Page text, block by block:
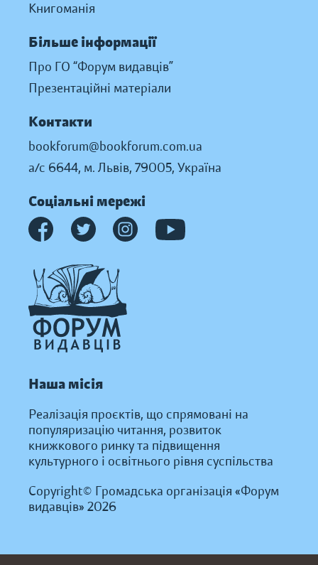
Книгоманія
Більше інформації
Про ГО “Форум видавців”
Презентаційні матеріали
Контакти
bookforum@bookforum.com.ua
а/с 6644, м. Львів, 79005, Україна
Соціальні мережі
Наша місія
Реалізація проєктів, що спрямовані на
популяризацію читання, розвиток
книжкового ринку та підвищення
культурного і освітнього рівня суспільства
Copyright© Громадська організація «Форум
видавців» 2026